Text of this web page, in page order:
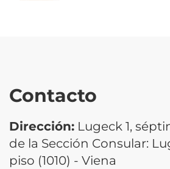
Contacto
Dirección: Lugeck 1,
de la Sección Consular:
piso (1010) - Viena